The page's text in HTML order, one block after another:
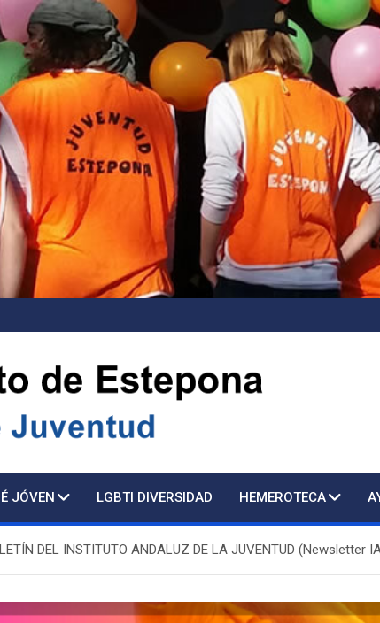
Juventud
JÓVEN LGBTI DIVERSIDAD HEMEROTECA
DEL INSTITUTO ANDALUZ DE LA JUVENTUD (Newsletter